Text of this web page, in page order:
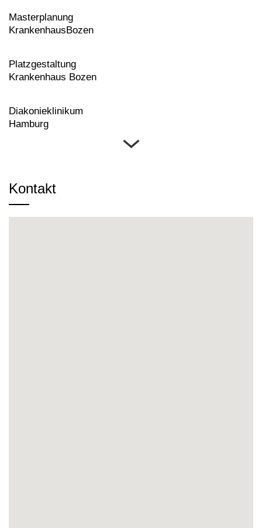
Masterplanung
KrankenhausBozen
Platzgestaltung
Krankenhaus Bozen
Diakonieklinikum
Hamburg
Kontakt